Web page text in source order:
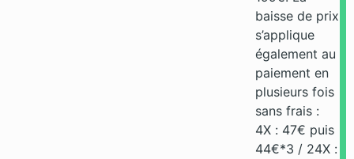
baisse de prix
s’applique
également au
paiement en
plusieurs fois
sans frais :
4X : 47€ puis
44€*3 / 24X :